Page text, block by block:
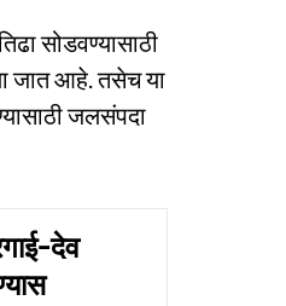
सोडवण्यासाठी
जात आहे. तसेच या
जलसंपदा
देव